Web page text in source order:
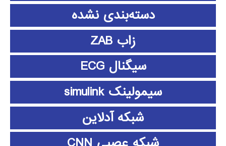
دسته‌بندی نشده
زاب ZAB
سیگنال ECG
سیمولینک simulink
شبکه آدلاین